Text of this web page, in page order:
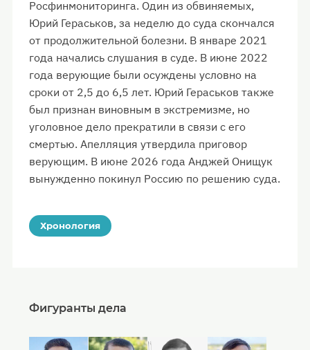
Росфинмониторинга. Один из обвиняемых,
Юрий Гераськов, за неделю до суда скончался
от продолжительной болезни. В январе 2021
года начались слушания в суде. В июне 2022
года верующие были осуждены условно на
сроки от 2,5 до 6,5 лет. Юрий Гераськов также
был признан виновным в экстремизме, но
уголовное дело прекратили в связи с его
смертью. Апелляция утвердила приговор
верующим. В июне 2026 года Анджей Онищук
вынужденно покинул Россию по решению суда.
Хронология
Фигуранты дела